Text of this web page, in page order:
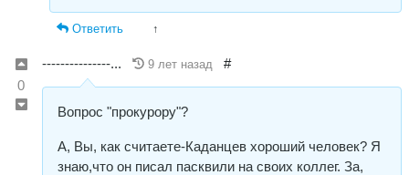
Ответить ↑
0
---------------... 9 лет назад #
Вопрос "прокурору"?
А, Вы, как считаете-Каданцев хороший человек? Я
знаю,что он писал пасквили на своих коллег. За,